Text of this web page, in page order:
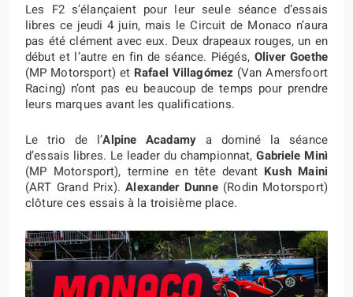
Les F2 s’élançaient pour leur seule séance d’essais
libres ce jeudi 4 juin, mais le Circuit de Monaco n’aura
pas été clément avec eux. Deux drapeaux rouges, un en
début et l’autre en fin de séance. Piégés, Oliver Goethe
(MP Motorsport) et Rafael Villagómez (Van Amersfoort
Racing) n’ont pas eu beaucoup de temps pour prendre
leurs marques avant les qualifications.
Le trio de l’Alpine Acadamy a dominé la séance
d’essais libres. Le leader du championnat,Gabriele Minì
(MP Motorsport), termine en tête devant Kush Maini
(ART Grand Prix).Alexander Dunne(Rodin Motorsport)
clôture ces essais à la troisième place.